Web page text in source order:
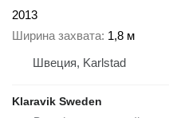
2013
Ширина захвата 1,8 м
Швеция, Karlstad
Klaravik Sweden